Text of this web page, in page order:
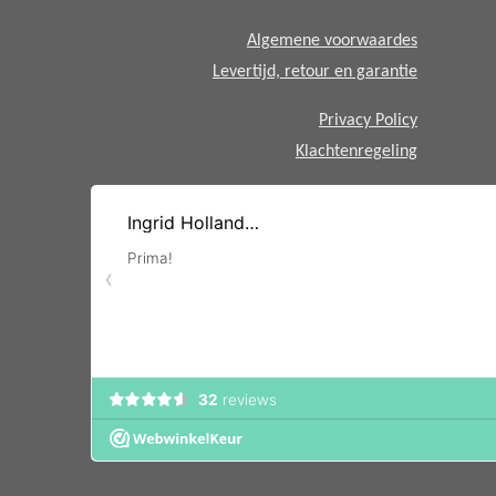
Algemene voorwaardes
Levertijd, retour en garantie
Privacy Policy
Klachtenregeling